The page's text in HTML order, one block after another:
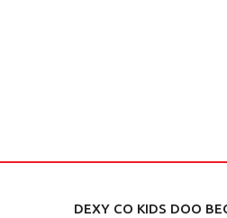
DEXY CO KIDS DOO